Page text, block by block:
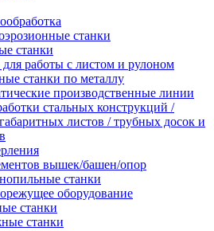
станки
станки
работы с листом и рулоном
станки по металлу
производственные линии
стальных конструкций /
листов / трубных досок и
вышек/башен/опор
станки
оборудование
станки
станки